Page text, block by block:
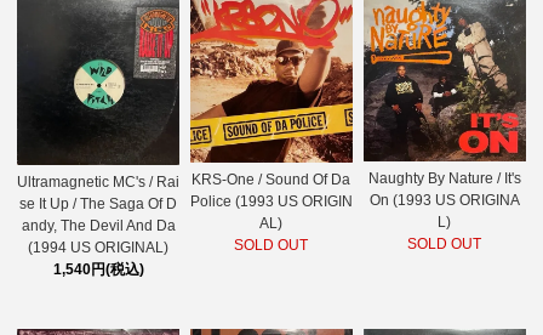
Ultramagnetic MC's / Rai
se It Up / The Saga Of D
andy, The Devil And Da
(1994 US ORIGINAL)
1,540円(税込)
KRS-One / Sound Of Da
Police (1993 US ORIGIN
AL)
SOLD OUT
Naughty By Nature / It's
On (1993 US ORIGINA
L)
SOLD OUT